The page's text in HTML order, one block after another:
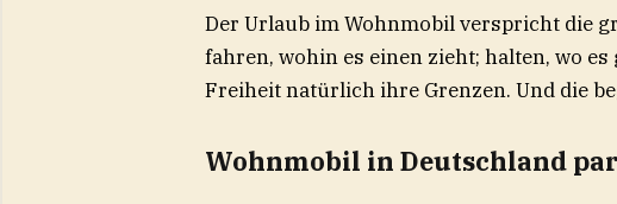
Der Urlaub im Wohnmobil verspricht die
fahren, wohin es einen zieht; halten, wo
Freiheit natürlich ihre Grenzen. Und die
Wohnmobil in Deutschland